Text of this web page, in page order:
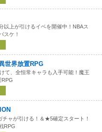
以上が引けるイベを開催中！NBAス
スケ！
世界放置RPG
て、全恒常キャラも入手可能！魔王
RPG
チャが引ける！＆★5確定スタート！
RPG